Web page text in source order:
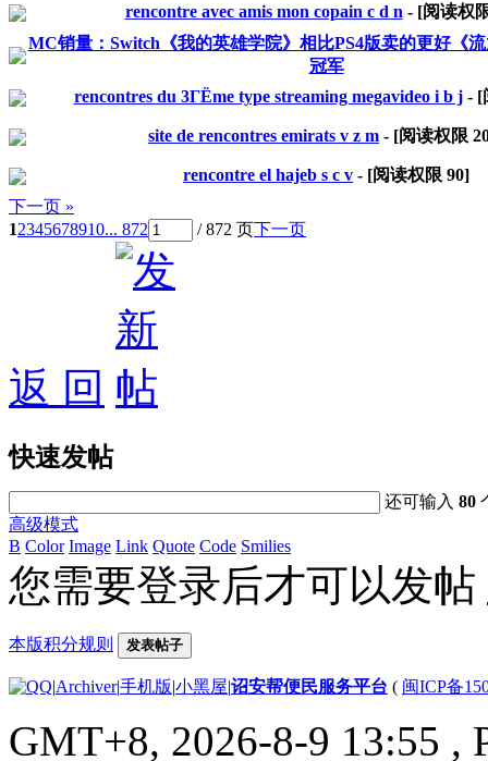
rencontre avec amis mon copain c d n - [阅读权
MC销量：Switch《我的英雄学院》相比PS4版卖的更好《
冠军
rencontres du 3ГЁme type streaming megavideo i b j- [
site de rencontres emirats v z m - [阅读权限
rencontre el hajeb s c v - [阅读权限 90]
下一页 »
12345678910... 872 / 872 页下一页
返 回
快速发帖
还可输入80
高级模式
B Color Image Link Quote Code Smilies
您需要登录后才可以发帖
本版积分规则 发表帖子
|Archiver|手机版|小黑屋|诏安帮便民服务平台 ( 闽ICP备
GMT+8, 2026-8-9 13:55 ,